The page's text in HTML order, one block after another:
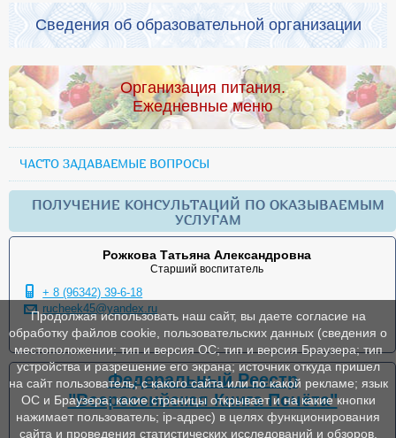
Сведения об образовательной организации
Организация питания.
Ежедневные меню
ЧАСТО ЗАДАВАЕМЫЕ ВОПРОСЫ
ПОЛУЧЕНИЕ КОНСУЛЬТАЦИЙ ПО ОКАЗЫВАЕМЫМ
УСЛУГАМ
Рожкова Татьяна Александровна
Старший воспитатель
+ 8 (96342) 39-6-18
rucheek45@yandex.ru
Федеральный Реестр
"Всероссийская Книга Почёта"
Продолжая использовать наш сайт, вы даете согласие на
обработку файлов cookie, пользовательских данных (сведения о
местоположении; тип и версия ОС; тип и версия Браузера; тип
устройства и разрешение его экрана; источник откуда пришел
на сайт пользователь; с какого сайта или по какой рекламе; язык
ОС и Браузера; какие страницы открывает и на какие кнопки
нажимает пользователь; ip-адрес) в целях функционирования
сайта и проведения статистических исследований и обзоров.